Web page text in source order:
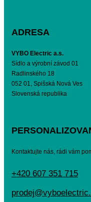
ADRESA
VYBO Electric a.s.
Sídlo a výrobní závod 01
Radlinského 18
052 01, Spišská Nová Ves
Slovenská republika
Kontaktujte nás, rádi vám
+420 607 351 715